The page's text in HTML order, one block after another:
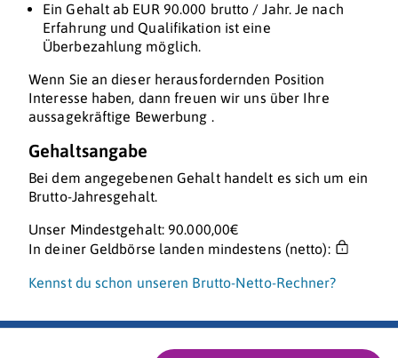
Ein Gehalt ab EUR 90.000 brutto / Jahr. Je nach
Erfahrung und Qualifikation ist eine
Überbezahlung möglich.
Wenn Sie an dieser herausfordernden Position
Interesse haben, dann freuen wir uns über Ihre
aussagekräftige Bewerbung .
Gehaltsangabe
Bei dem angegebenen Gehalt handelt es sich um ein
Brutto-Jahresgehalt.
Unser Mindestgehalt: 90.000,00€
In deiner Geldbörse landen mindestens (netto):
Kennst du schon unseren Brutto-Netto-Rechner?